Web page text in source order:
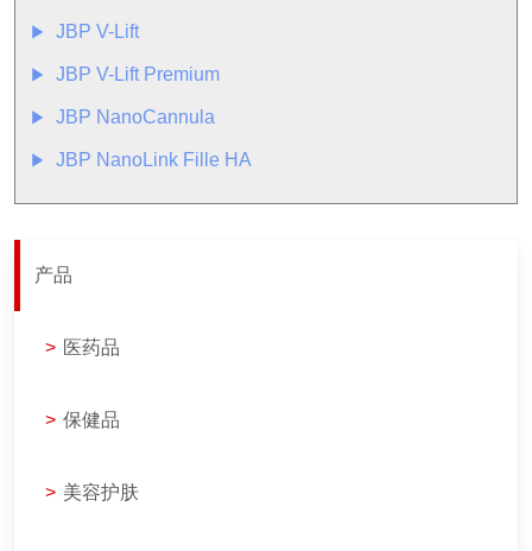
▶︎ JBP V-Lift
▶︎ JBP V-Lift Premium
▶︎ JBP NanoCannula
▶︎ JBP NanoLink Fille HA
产品
> 医药品
> 保健品
> 美容护肤